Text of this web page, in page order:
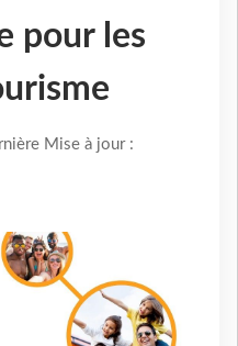
pour les
Mise à jour :